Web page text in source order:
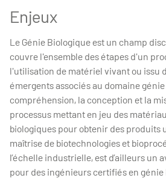
Enjeux
Le Génie Biologique est un champ
couvre l'ensemble des étapes d'un
l'utilisation de matériel vivant ou issu
émergents associés au domaine
compréhension, la conception et la
processus mettant en jeu des
biologiques pour obtenir des produits
maîtrise de biotechnologies et
l’échelle industrielle, est d’ailleurs un
pour des ingénieurs certifiés en